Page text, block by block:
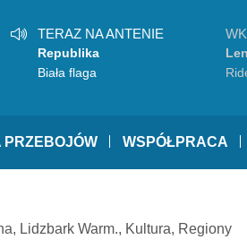
TERAZ NA ANTENIE
Republika
Biała flaga
PRZEBOJÓW WSPÓŁPRACA
, Lidzbark Warm., Kultura, Regiony